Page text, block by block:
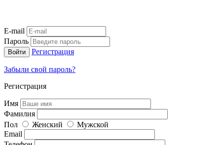
E-mail
Пароль
Регистрация
Забыли свой пароль?
Регистрация
Имя
Фамилия
Пол
Женский
Мужской
Email